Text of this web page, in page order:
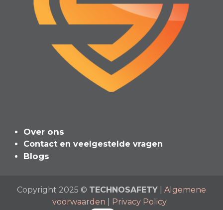
Over ons
Contact en veelgeste​l​de vragen
Blogs
Copyright 2025 © TECHNOSAFETY
Algemene
voorwaarden
Privacy Policy